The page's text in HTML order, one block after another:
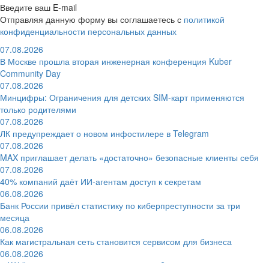
Введите ваш E-mail
Отправляя данную форму вы соглашаетесь с политикой
конфиденциальности персональных данных
07.08.2026
В Москве прошла вторая инженерная конференция Kuber
Community Day
07.08.2026
Минцифры: Ограничения для детских SIM-карт применяются
только родителями
07.08.2026
ЛК предупреждает о новом инфостилере в Telegram
07.08.2026
MAX приглашает делать «достаточно» безопасные клиенты себя
07.08.2026
40% компаний даёт ИИ‑агентам доступ к секретам
06.08.2026
Банк России привёл статистику по киберпреступности за три
месяца
06.08.2026
Как магистральная сеть становится сервисом для бизнеса
06.08.2026